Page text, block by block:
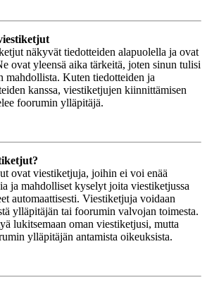
näkyvät tiedotteiden alapuolella ja ovat
ovat yleensä aika tärkeitä, joten sinun tulisi
mahdollista. Kuten tiedotteiden ja
kanssa, viestiketjujen kiinnittämisen
foorumin ylläpitäjä.
ovat viestiketjuja, joihin ei voi enää
ja mahdolliset kyselyt joita viestiketjussa
automaattisesti. Viestiketjuja voidaan
ylläpitäjän tai foorumin valvojan toimesta.
lukitsemaan oman viestiketjusi, mutta
ylläpitäjän antamista oikeuksista.